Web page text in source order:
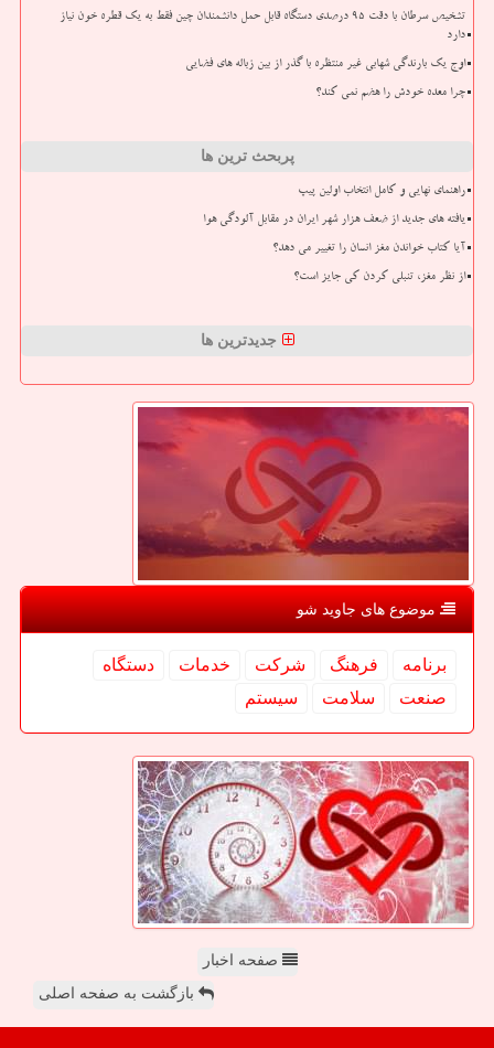
تشخیص سرطان با دقت ۹۵ درصدی دستگاه قابل حمل دانشمندان چین فقط به یک قطره خون نیاز
دارد
اوج یک بارندگی شهابی غیر منتظره با گذر از بین زباله های فضایی
چرا معده خودش را هضم نمی کند؟
پربحث ترین ها
راهنمای نهایی و کامل انتخاب اولین پیپ
یافته های جدید از ضعف هزار شهر ایران در مقابل آلودگی هوا
آیا کتاب خواندن مغز انسان را تغییر می دهد؟
از نظر مغز، تنبلی کردن کی جایز است؟
جدیدترین ها
موضوع های جاوید شو
برنامه فرهنگ شركت خدمات
دستگاه
صنعت
سلامت سیستم
صفحه اخبار
بازگشت به صفحه اصلی